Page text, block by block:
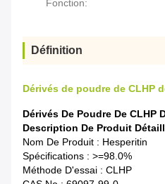
Fonction:
Définition
Dérivés de poudre de CLHP
Dérivés De Poudre De
Description De Produit
Nom De Produit : Hesperitin
Spécifications : >=98.0%
Méthode D'essai : CLHP